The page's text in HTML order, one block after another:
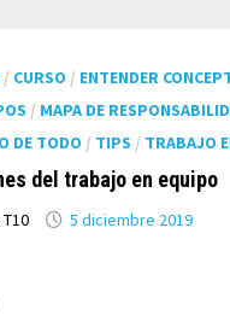
/ CURSO / ENTENDER
/ MAPA DE
DE TODO / TIPS / TRABAJO
del trabajo en equipo
5 diciembre 2019